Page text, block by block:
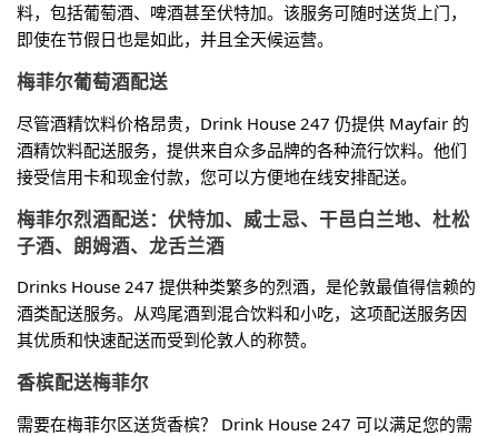
料，包括葡萄酒、啤酒甚至伏特加。该服务可随时送货上门，
即使在节假日也是如此，并且全天候运营。
梅菲尔葡萄酒配送
尽管酒精饮料价格昂贵，Drink House 247 仍提供 Mayfair 的
酒精饮料配送服务，提供来自众多品牌的各种流行饮料。他们
接受信用卡和现金付款，您可以方便地在线安排配送。
梅菲尔烈酒配送：伏特加、威士忌、干邑白兰地、杜松
子酒、朗姆酒、龙舌兰酒
Drinks House 247 提供种类繁多的烈酒，是伦敦最值得信赖的
酒类配送服务。从鸡尾酒到混合饮料和小吃，这项配送服务因
其优质和快速配送而受到伦敦人的称赞。
香槟配送梅菲尔
需要在梅菲尔区送货香槟？ Drink House 247 可以满足您的需